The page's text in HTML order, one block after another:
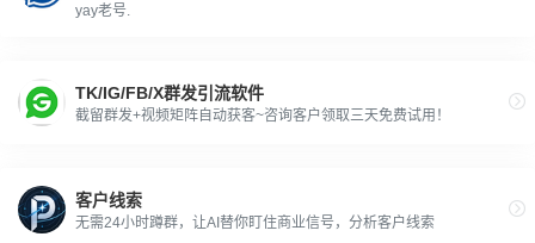
yay老号.
TK/IG/FB/X群发引流软件
截留群发+视频矩阵自动获客~咨询客户领取三天免费试用！
客户线索
无需24小时蹲群，让AI替你盯住商业信号，分析客户线索